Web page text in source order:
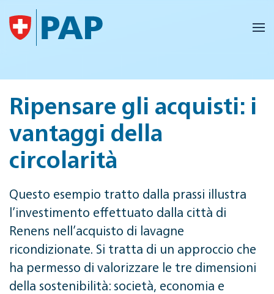
Skip to main content
Ripensare gli acquisti: i
vantaggi della
circolarità
Questo esempio tratto dalla prassi illustra
l’investimento effettuato dalla città di
Renens nell’acquisto di lavagne
ricondizionate. Si tratta di un approccio che
ha permesso di valorizzare le tre dimensioni
della sostenibilità: società, economia e